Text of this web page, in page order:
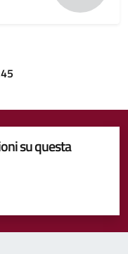
su questa